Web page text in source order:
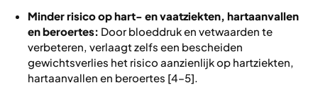
Minder risico op hart- en vaatziekten, hartaanvallen
en beroertes: Door bloeddruk en vetwaarden te
verbeteren, verlaagt zelfs een bescheiden
gewichtsverlies het risico aanzienlijk op hartziekten,
hartaanvallen en beroertes [4–5].